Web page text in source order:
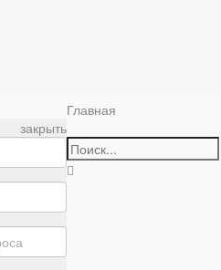
Главная
закрыть